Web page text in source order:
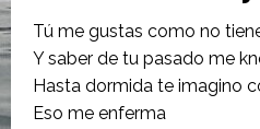
Tú me gustas como no
Y saber de tu pasado me
Hasta dormida te imagino
Eso me enferma